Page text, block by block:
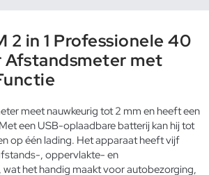
2 in 1 Professionele 40
Afstandsmeter met
meet nauwkeurig tot 2 mm en heeft een
een USB-oplaadbare batterij kan hij tot
op één lading. Het apparaat heeft vijf
, oppervlakte- en
wat het handig maakt voor autobezorging,